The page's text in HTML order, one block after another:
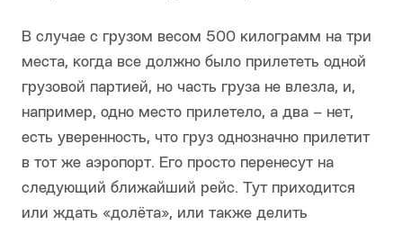
В случае с грузом весом 500 килограмм на три
места, когда все должно было прилететь одной
грузовой партией, но часть груза не влезла, и,
например, одно место прилетело, а два – нет,
есть уверенность, что груз однозначно прилетит
в тот же аэропорт. Его просто перенесут на
следующий ближайший рейс. Тут приходится
или ждать «долёта», или также делить